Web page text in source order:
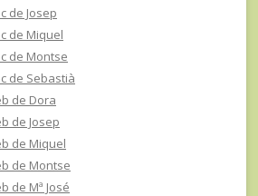
de Josep
de Miquel
de Montse
de Sebastià
de Dora
de Josep
de Miquel
de Montse
de Mª José